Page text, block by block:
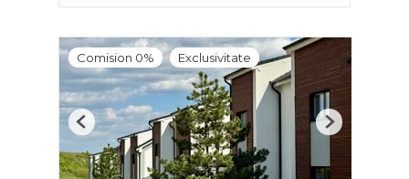
Comision 0% Exclusivitate
Previous Next